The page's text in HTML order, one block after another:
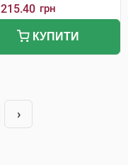
215.40 грн
КУПИТИ
›